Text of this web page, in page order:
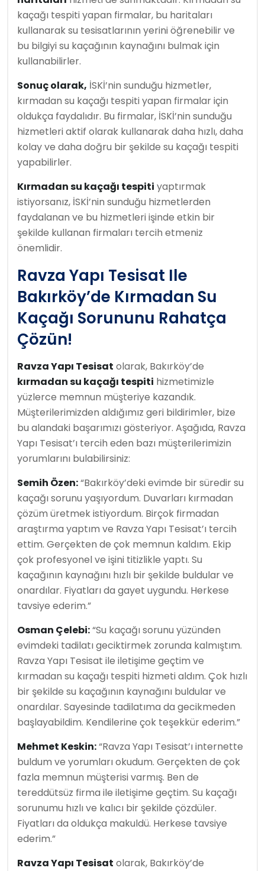
kaçağı tespiti yapan firmalar, bu haritaları
kullanarak su tesisatlarının yerini öğrenebilir ve
bu bilgiyi su kaçağının kaynağını bulmak için
kullanabilirler.
Sonuç olarak, İSKİ’nin sunduğu hizmetler,
kırmadan su kaçağı tespiti yapan firmalar için
oldukça faydalıdır. Bu firmalar, İSKİ’nin sunduğu
hizmetleri aktif olarak kullanarak daha hızlı, daha
kolay ve daha doğru bir şekilde su kaçağı tespiti
yapabilirler.
Kırmadan su kaçağı tespiti yaptırmak
istiyorsanız, İSKİ’nin sunduğu hizmetlerden
faydalanan ve bu hizmetleri işinde etkin bir
şekilde kullanan firmaları tercih etmeniz
önemlidir.
Ravza Yapı Tesisat Ile
Bakırköy’de Kırmadan Su
Kaçağı Sorununu Rahatça
Çözün!
Ravza Yapı Tesisat olarak, Bakırköy’de
kırmadan su kaçağı tespiti hizmetimizle
yüzlerce memnun müşteriye kazandık.
Müşterilerimizden aldığımız geri bildirimler, bize
bu alandaki başarımızı gösteriyor. Aşağıda, Ravza
Yapı Tesisat’ı tercih eden bazı müşterilerimizin
yorumlarını bulabilirsiniz:
Semih Özen:“Bakırköy’deki evimde bir süredir su
kaçağı sorunu yaşıyordum. Duvarları kırmadan
çözüm üretmek istiyordum. Birçok firmadan
araştırma yaptım ve Ravza Yapı Tesisat’ı tercih
ettim. Gerçekten de çok memnun kaldım. Ekip
çok profesyonel ve işini titizlikle yaptı. Su
kaçağının kaynağını hızlı bir şekilde buldular ve
onardılar. Fiyatları da gayet uygundu. Herkese
tavsiye ederim.”
Osman Çelebi:“Su kaçağı sorunu yüzünden
evimdeki tadilatı geciktirmek zorunda kalmıştım.
Ravza Yapı Tesisat ile iletişime geçtim ve
kırmadan su kaçağı tespiti hizmeti aldım. Çok hızlı
bir şekilde su kaçağının kaynağını buldular ve
onardılar. Sayesinde tadilatıma da gecikmeden
başlayabildim. Kendilerine çok teşekkür ederim.”
Mehmet Keskin:“Ravza Yapı Tesisat’ı internette
buldum ve yorumları okudum. Gerçekten de çok
fazla memnun müşterisi varmış. Ben de
tereddütsüz firma ile iletişime geçtim. Su kaçağı
sorunumu hızlı ve kalıcı bir şekilde çözdüler.
Fiyatları da oldukça makuldü. Herkese tavsiye
ederim.”
Ravza Yapı Tesisat olarak, Bakırköy’de